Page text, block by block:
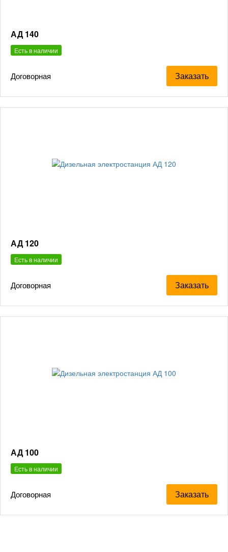
АД 140
Есть в наличии
Договорная Заказать
АД 120
Есть в наличии
Договорная Заказать
АД 100
Есть в наличии
Договорная Заказать